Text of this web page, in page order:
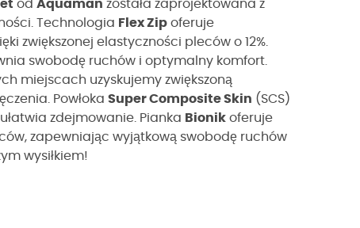
od Aquaman została zaprojektowana z
Technologia Flex Zip oferuje
zwiększonej elastyczności pleców o 12%.
swobodę ruchów i optymalny komfort.
miejscach uzyskujemy zwiększoną
Powłoka Super Composite Skin (SCS)
zdejmowanie. Pianka Bionik oferuje
zapewniając wyjątkową swobodę ruchów
wysiłkiem!